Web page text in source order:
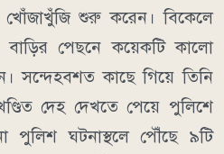
খোঁজাখুঁজি শুরু করেন। বিকেলে
পেছনে কয়েকটি কালো
সন্দেহবশত কাছে গিয়ে তিনি
দেহ দেখতে পেয়ে পুলিশে
পুলিশ ঘটনাস্থলে পৌঁছে ৯টি